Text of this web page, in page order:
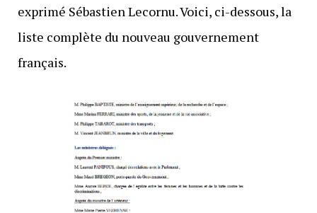
exprimé Sébastien Lecornu. Voici, ci-dessous, la
liste complète du nouveau gouvernement
français.